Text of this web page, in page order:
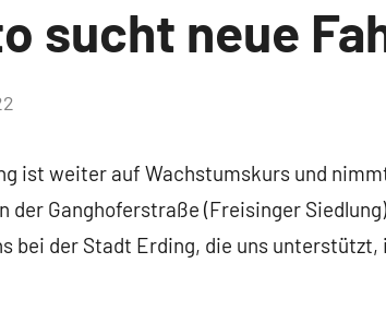
sucht neue
ist weiter auf Wachstumskurs und
der Ganghoferstraße (Freisinger
bei der Stadt Erding, die uns